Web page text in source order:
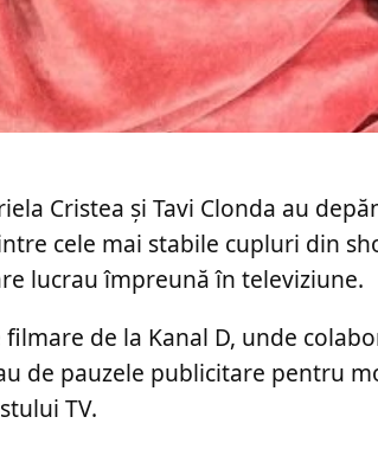
Cristea și Tavi Clonda au
cele mai stabile cupluri din
lucrau împreună în televiziune.
de la Kanal D, unde
de pauzele publicitare pentru
TV.